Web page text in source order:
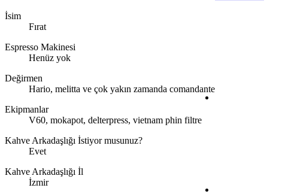
İsim
Fırat
Espresso Makinesi
Henüz yok
Değirmen
Hario, melitta ve çok yakın zamanda comandante
Ekipmanlar
V60, mokapot, delterpress, vietnam phin filtre
Kahve Arkadaşlığı İstiyor musunuz?
Evet
Kahve Arkadaşlığı İl
İzmir